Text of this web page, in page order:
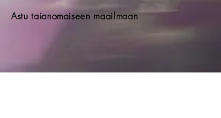
Astu taianomaiseen maailmaan